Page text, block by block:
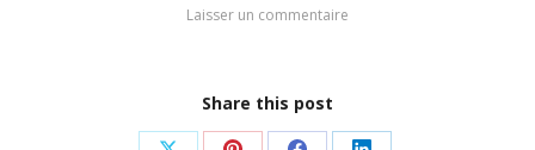
Laisser un commentaire
Share this post